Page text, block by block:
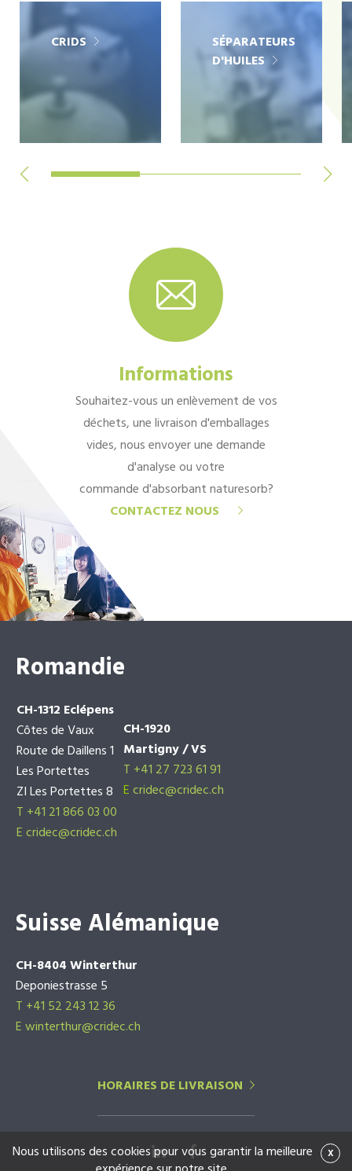
CRIDS
SÉPARATEURS
D'HUILES
Informations
Souhaitez-vous un enlèvement de vos
déchets, une livraison d'emballages
vides, nous envoyer une demande
d'analyse ou votre
commande d'absorbant naturesorb?
CONTACTEZ NOUS
Romandie
CH-1312 Eclépens
Côtes de Vaux
Route de Daillens 1
Les Portettes
ZI Les Portettes 8
T +41 21 866 03 00
Ecridec@cridec.ch
CH-1920
Martigny / VS
T +41 27 723 61 91
Ecridec@cridec.ch
Suisse Alémanique
CH-8404 Winterthur
Deponiestrasse 5
T +41 52 243 12 36
E winterthur@cridec.ch
HORAIRES DE LIVRAISON
x
Nous utilisons des cookies pour vous garantir la meilleure